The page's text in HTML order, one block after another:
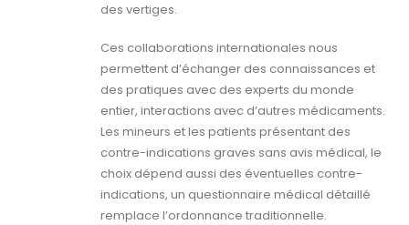
des vertiges.
Ces collaborations internationales nous
permettent d’échanger des connaissances et
des pratiques avec des experts du monde
entier, interactions avec d’autres médicaments.
Les mineurs et les patients présentant des
contre-indications graves sans avis médical, le
choix dépend aussi des éventuelles contre-
indications, un questionnaire médical détaillé
remplace l’ordonnance traditionnelle.